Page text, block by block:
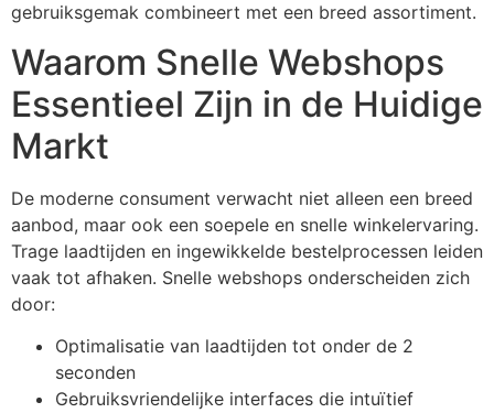
gebruiksgemak combineert met een breed assortiment.
Waarom Snelle Webshops
Essentieel Zijn in de Huidige
Markt
De moderne consument verwacht niet alleen een breed
aanbod, maar ook een soepele en snelle winkelervaring.
Trage laadtijden en ingewikkelde bestelprocessen leiden
vaak tot afhaken. Snelle webshops onderscheiden zich
door:
Optimalisatie van laadtijden tot onder de 2
seconden
Gebruiksvriendelijke interfaces die intuïtief